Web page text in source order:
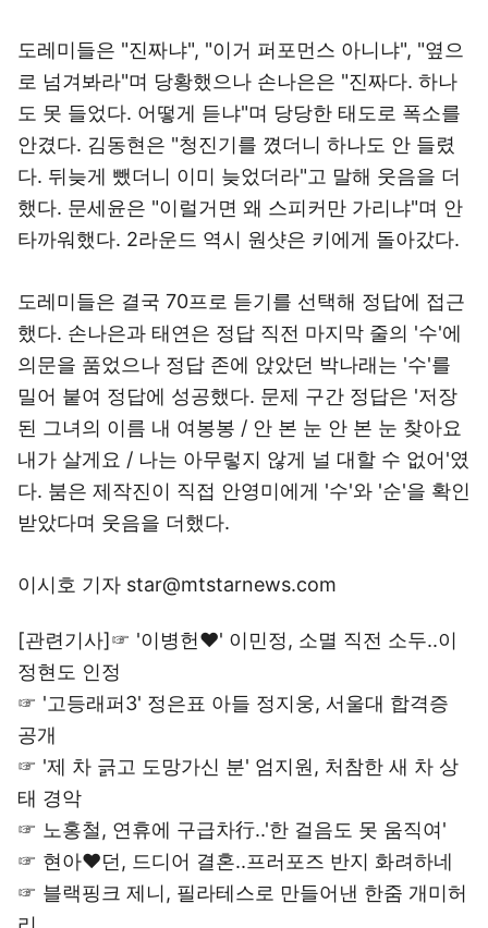
도레미들은 "진짜냐", "이거 퍼포먼스 아니냐", "옆으
로 넘겨봐라"며 당황했으나 손나은은 "진짜다. 하나
도 못 들었다. 어떻게 듣냐"며 당당한 태도로 폭소를
안겼다. 김동현은 "청진기를 꼈더니 하나도 안 들렸
다. 뒤늦게 뺐더니 이미 늦었더라"고 말해 웃음을 더
했다. 문세윤은 "이럴거면 왜 스피커만 가리냐"며 안
타까워했다. 2라운드 역시 원샷은 키에게 돌아갔다.
도레미들은 결국 70프로 듣기를 선택해 정답에 접근
했다. 손나은과 태연은 정답 직전 마지막 줄의 '수'에
의문을 품었으나 정답 존에 앉았던 박나래는 '수'를
밀어 붙여 정답에 성공했다. 문제 구간 정답은 '저장
된 그녀의 이름 내 여봉봉 / 안 본 눈 안 본 눈 찾아요
내가 살게요 / 나는 아무렇지 않게 널 대할 수 없어'였
다. 붐은 제작진이 직접 안영미에게 '수'와 '순'을 확인
받았다며 웃음을 더했다.
이시호 기자 star@mtstarnews.com
[관련기사]☞ '이병헌♥' 이민정, 소멸 직전 소두..이
정현도 인정
☞ '고등래퍼3' 정은표 아들 정지웅, 서울대 합격증
공개
☞ '제 차 긁고 도망가신 분' 엄지원, 처참한 새 차 상
태 경악
☞ 노홍철, 연휴에 구급차行..'한 걸음도 못 움직여'
☞ 현아♥던, 드디어 결혼..프러포즈 반지 화려하네
☞ 블랙핑크 제니, 필라테스로 만들어낸 한줌 개미허